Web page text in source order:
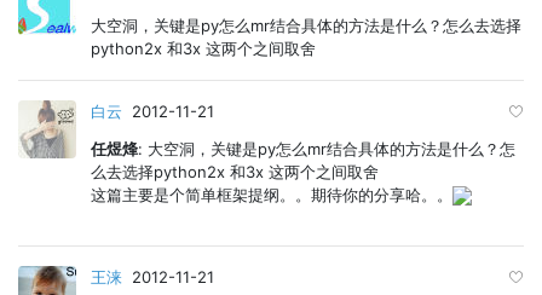
大空洞，关键是py怎么mr结合具体的方法是什么？怎么去选择
python2x 和3x 这两个之间取舍
白云 2012-11-21
任煜烽: 大空洞，关键是py怎么mr结合具体的方法是什么？怎
么去选择python2x 和3x 这两个之间取舍
这篇主要是个简单框架提纲。。期待你的分享哈。。
王涞 2012-11-21